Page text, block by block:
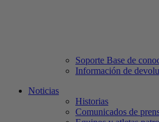
Soporte Base de
Información de
Noticias
Historias
Comunicados de